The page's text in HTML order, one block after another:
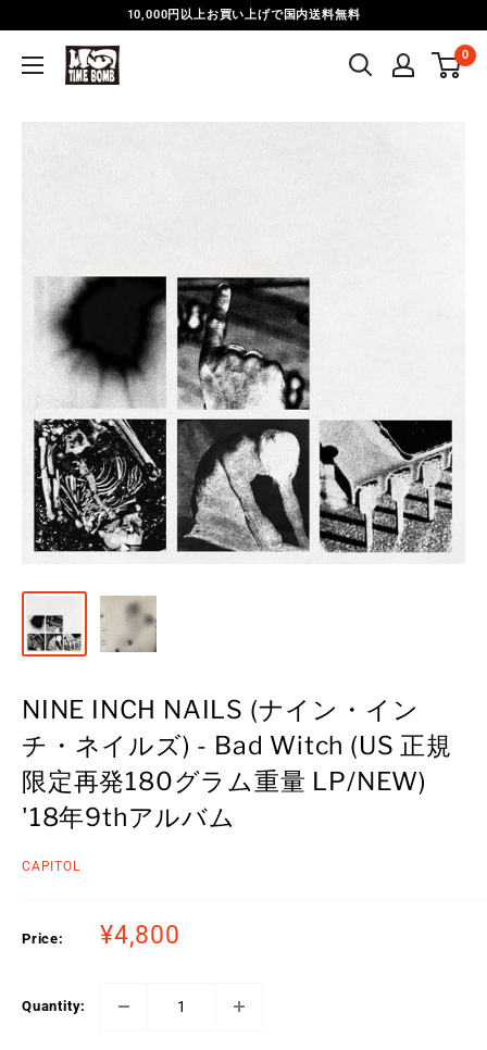
content
10,000円以上お買い上げで国内送料無料
Time
Bomb
0
NINE INCH NAILS (ナイン・イン
チ・ネイルズ) - Bad Witch (US 正規
限定再発180グラム重量 LP/NEW)
'18年9thアルバム
CAPITOL
Price:
Sale
¥4,800
Quantity: